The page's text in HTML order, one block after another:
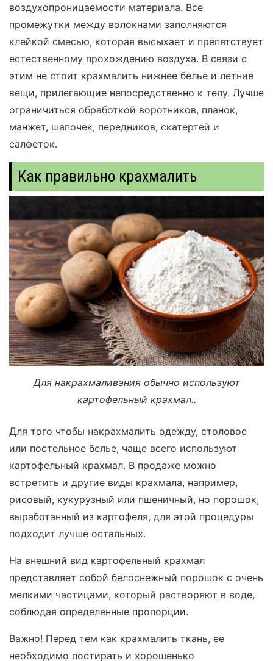
воздухопроницаемости материала. Все
промежутки между волокнами заполняются
клейкой смесью, которая высыхает и препятствует
естественному прохождению воздуха. В связи с
этим не стоит крахмалить нижнее белье и летние
вещи, прилегающие непосредственно к телу. Лучше
ограничиться обработкой воротников, планок,
манжет, шапочек, передников, скатертей и
салфеток.
Как правильно крахмалить
Для накрахмаливания обычно используют
картофельный крахмал..
Для того чтобы накрахмалить одежду, столовое
или постельное белье, чаще всего используют
картофельный крахмал. В продаже можно
встретить и другие виды крахмала, например,
рисовый, кукурузный или пшеничный, но порошок,
выработанный из картофеля, для этой процедуры
подходит лучше остальных.
На внешний вид картофельный крахмал
представляет собой белоснежный порошок с очень
мелкими частицами, который растворяют в воде,
соблюдая определенные пропорции.
Важно! Перед тем как крахмалить ткань, ее
необходимо постирать и хорошенько